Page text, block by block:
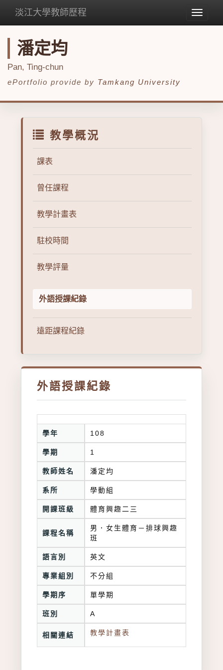
Toggle
淡江大學教師歷程
潘定均
Pan, Ting-chun
ePortfolio provide by Tamkang University
教學概況
課表
曾任課程
教學計畫表
駐校時間
教學評量
外語授課紀錄
遠距課程紀錄
外語授課紀錄
學年 108
學期 1
教師姓名 潘定均
系所 學動組
開課班級 體育興趣二三
課程名稱
男．女生體育－排球興趣
班
語言別 英文
專業組別 不分組
學期序 單學期
班別 A
相關連結 教學計畫表